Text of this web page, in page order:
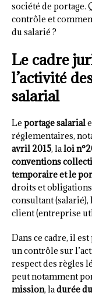
société de portage.
contrôle et
du salarié ?
Le cadre
l’activité
salarial
Le portage salarial
réglementaires,
avril 2015, laloi
conventions
temporaire et le
droits et
consultant (salarié),
client (entreprise
Dans ce cadre, il
un contrôle sur
respect des règles
peut notamment
mission, ladurée